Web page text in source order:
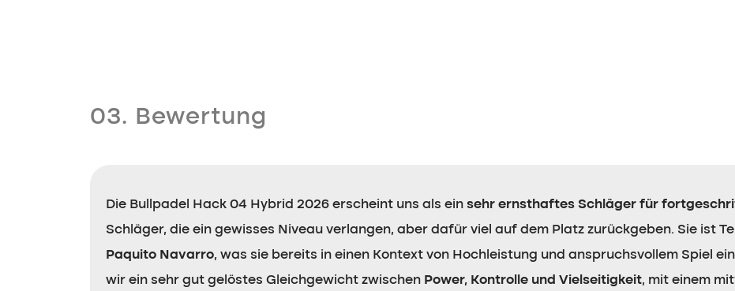
03. Bewertung
Die Bullpadel Hack 04 Hybrid 2026 erscheint uns als ein sehr ernsthaftes Schläger für
Schläger, die ein gewisses Niveau verlangen, aber dafür viel auf dem Platz zurückgeben. Sie ist
Paquito Navarro, was sie bereits in einen Kontext von Hochleistung und anspruchsvollem Spiel
wir ein sehr gut gelöstes Gleichgewicht zwischen Power, Kontrolle und Vielseitigkeit, mit einem